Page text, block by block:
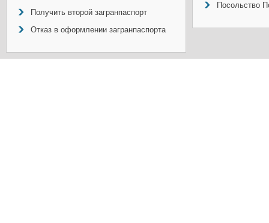
Получить второй загранпаспорт
Отказ в оформлении загранпаспорта
Посольство